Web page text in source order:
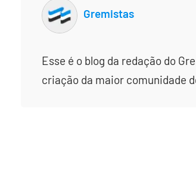
Gremistas
Esse é o blog da redação do
criação da maior comunidade